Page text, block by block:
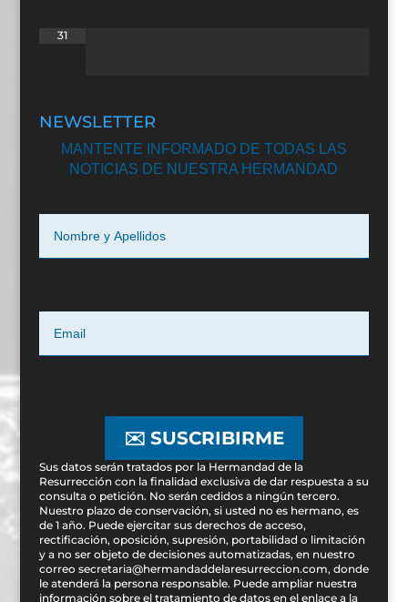
31
NEWSLETTER
MANTENTE INFORMADO DE TODAS LAS
NOTICIAS DE NUESTRA HERMANDAD
✉️ SUSCRIBIRME
Sus datos serán tratados por la Hermandad de la
Resurrección con la finalidad exclusiva de dar respuesta a su
consulta o petición. No serán cedidos a ningún tercero.
Nuestro plazo de conservación, si usted no es hermano, es
de 1 año. Puede ejercitar sus derechos de acceso,
rectificación, oposición, supresión, portabilidad o limitación
y a no ser objeto de decisiones automatizadas, en nuestro
correo secretaria@hermandaddelaresurreccion.com, donde
le atenderá la persona responsable. Puede ampliar nuestra
información sobre el tratamiento de datos en el enlace a la